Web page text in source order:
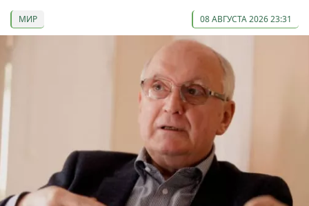
МИР 08 АВГУСТА 2026 23:31